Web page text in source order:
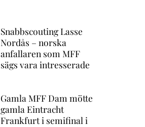
Snabbscouting Lasse
Nordås – norska
anfallaren som MFF
sägs vara intresserade
Gamla MFF Dam mötte
gamla Eintracht
Frankfurt i semifinal i